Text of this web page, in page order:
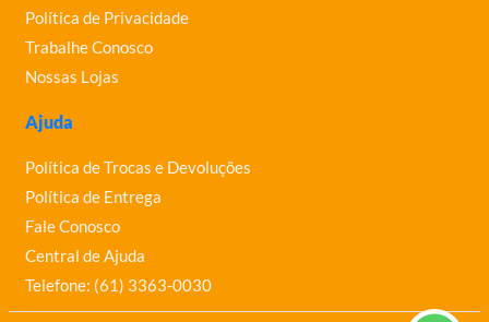
Política de Privacidade
Trabalhe Conosco
Nossas Lojas
Ajuda
Política de Trocas e Devoluções
Política de Entrega
Fale Conosco
Central de Ajuda
Telefone: (61) 3363-0030